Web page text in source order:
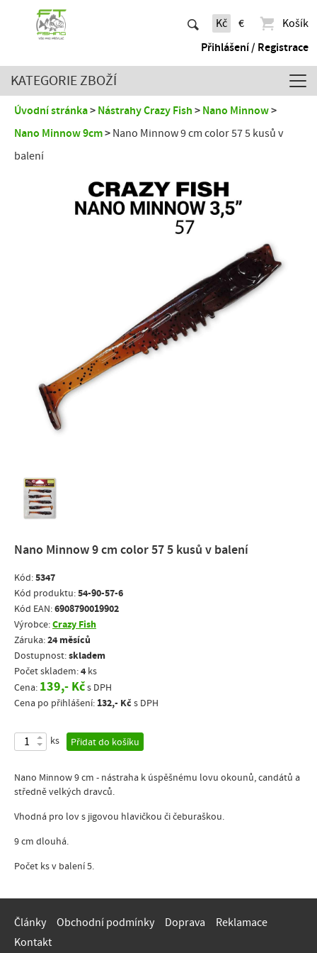
Kč €
Košík
Přihlášení / Registrace
KATEGORIE ZBOŽÍ
Úvodní stránka Nástrahy Crazy Fish
Nano Minnow
Nano Minnow 9cm
Nano Minnow 9 cm color 57 5 kusů v
balení
Nano Minnow 9 cm color 57 5 kusů v balení
Kód:5347
Kód produktu:54-90-57-6
Kód EAN:6908790019902
Výrobce:Crazy Fish
Záruka:24 měsíců
Dostupnost:skladem
Počet skladem:4 ks
Cena: 139,- Kčs DPH
Cena po přihlášení: 132,- Kč s DPH
ks Přidat do košíku
Nano Minnow 9 cm - nástraha k úspěšnému lovu okounů, candátů a
středně velkých dravců.
Vhodná pro lov s jigovou hlavičkou či čeburaškou.
9 cm dlouhá.
Počet ks v balení 5.
Články Obchodní podmínky Doprava
Reklamace
Kontakt